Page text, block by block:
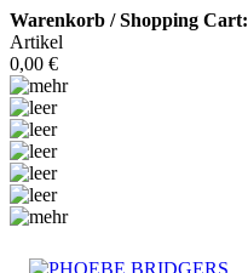
Warenkorb / Shopping Cart:
Artikel
0,00 €